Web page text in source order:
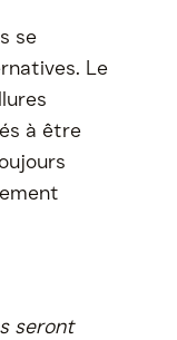
se
Le
à être
seront